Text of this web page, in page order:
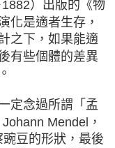
）出版的《物
化是適者生存，
之下，如果能適
有些個體的差異
定念過所謂「孟
Mendel，
豆的形狀，最後